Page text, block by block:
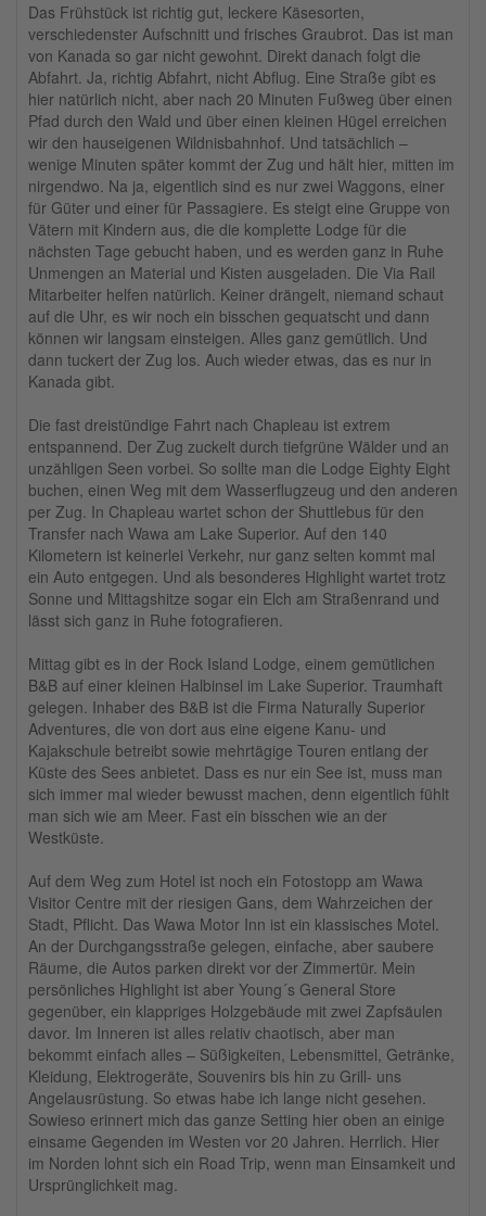
Das Frühstück ist richtig gut, leckere Käsesorten,
verschiedenster Aufschnitt und frisches Graubrot. Das ist man
von Kanada so gar nicht gewohnt. Direkt danach folgt die
Abfahrt. Ja, richtig Abfahrt, nicht Abflug. Eine Straße gibt es
hier natürlich nicht, aber nach 20 Minuten Fußweg über einen
Pfad durch den Wald und über einen kleinen Hügel erreichen
wir den hauseigenen Wildnisbahnhof. Und tatsächlich –
wenige Minuten später kommt der Zug und hält hier, mitten im
nirgendwo. Na ja, eigentlich sind es nur zwei Waggons, einer
für Güter und einer für Passagiere. Es steigt eine Gruppe von
Vätern mit Kindern aus, die die komplette Lodge für die
nächsten Tage gebucht haben, und es werden ganz in Ruhe
Unmengen an Material und Kisten ausgeladen. Die Via Rail
Mitarbeiter helfen natürlich. Keiner drängelt, niemand schaut
auf die Uhr, es wir noch ein bisschen gequatscht und dann
können wir langsam einsteigen. Alles ganz gemütlich. Und
dann tuckert der Zug los. Auch wieder etwas, das es nur in
Kanada gibt.
Die fast dreistündige Fahrt nach Chapleau ist extrem
entspannend. Der Zug zuckelt durch tiefgrüne Wälder und an
unzähligen Seen vorbei. So sollte man die Lodge Eighty Eight
buchen, einen Weg mit dem Wasserflugzeug und den anderen
per Zug. In Chapleau wartet schon der Shuttlebus für den
Transfer nach Wawa am Lake Superior. Auf den 140
Kilometern ist keinerlei Verkehr, nur ganz selten kommt mal
ein Auto entgegen. Und als besonderes Highlight wartet trotz
Sonne und Mittagshitze sogar ein Elch am Straßenrand und
lässt sich ganz in Ruhe fotografieren.
Mittag gibt es in der Rock Island Lodge, einem gemütlichen
B&B auf einer kleinen Halbinsel im Lake Superior. Traumhaft
gelegen. Inhaber des B&B ist die Firma Naturally Superior
Adventures, die von dort aus eine eigene Kanu- und
Kajakschule betreibt sowie mehrtägige Touren entlang der
Küste des Sees anbietet. Dass es nur ein See ist, muss man
sich immer mal wieder bewusst machen, denn eigentlich fühlt
man sich wie am Meer. Fast ein bisschen wie an der
Westküste.
Auf dem Weg zum Hotel ist noch ein Fotostopp am Wawa
Visitor Centre mit der riesigen Gans, dem Wahrzeichen der
Stadt, Pflicht. Das Wawa Motor Inn ist ein klassisches Motel.
An der Durchgangsstraße gelegen, einfache, aber saubere
Räume, die Autos parken direkt vor der Zimmertür. Mein
persönliches Highlight ist aber Young´s General Store
gegenüber, ein klappriges Holzgebäude mit zwei Zapfsäulen
davor. Im Inneren ist alles relativ chaotisch, aber man
bekommt einfach alles – Süßigkeiten, Lebensmittel, Getränke,
Kleidung, Elektrogeräte, Souvenirs bis hin zu Grill- uns
Angelausrüstung. So etwas habe ich lange nicht gesehen.
Sowieso erinnert mich das ganze Setting hier oben an einige
einsame Gegenden im Westen vor 20 Jahren. Herrlich. Hier
im Norden lohnt sich ein Road Trip, wenn man Einsamkeit und
Ursprünglichkeit mag.